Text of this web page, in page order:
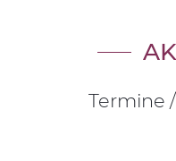
Termine